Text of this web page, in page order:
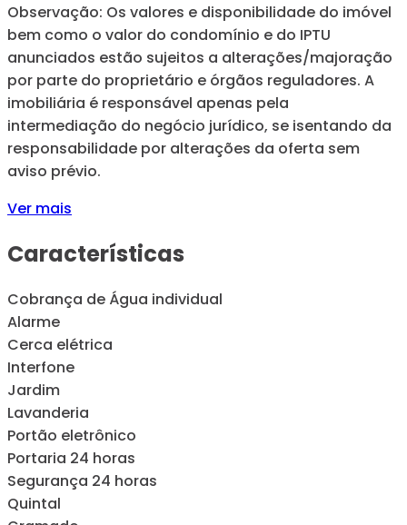
Observação: Os valores e disponibilidade do imóvel
bem como o valor do condomínio e do IPTU
anunciados estão sujeitos a alterações/majoração
por parte do proprietário e órgãos reguladores. A
imobiliária é responsável apenas pela
intermediação do negócio jurídico, se isentando da
responsabilidade por alterações da oferta sem
aviso prévio.
Ver mais
Características
Cobrança de Água individual
Alarme
Cerca elétrica
Interfone
Jardim
Lavanderia
Portão eletrônico
Portaria 24 horas
Segurança 24 horas
Quintal